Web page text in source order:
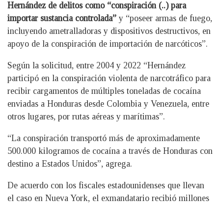
Hernández de delitos como “conspiración (..) para
importar sustancia controlada” y “poseer armas de fuego,
incluyendo ametralladoras y dispositivos destructivos, en
apoyo de la conspiración de importación de narcóticos”.
Según la solicitud, entre 2004 y 2022 “Hernández
participó en la conspiración violenta de narcotráfico para
recibir cargamentos de múltiples toneladas de cocaína
enviadas a Honduras desde Colombia y Venezuela, entre
otros lugares, por rutas aéreas y marítimas”.
“La conspiración transportó más de aproximadamente
500.000 kilogramos de cocaína a través de Honduras con
destino a Estados Unidos”, agrega.
De acuerdo con los fiscales estadounidenses que llevan
el caso en Nueva York, el exmandatario recibió millones